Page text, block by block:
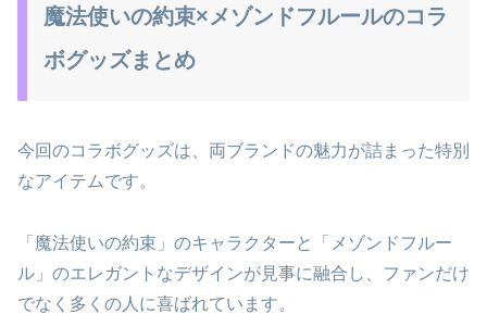
魔法使いの約束×メゾンドフルールのコラ
ボグッズまとめ
今回のコラボグッズは、両ブランドの魅力が詰まった特別
なアイテムです。
「魔法使いの約束」のキャラクターと「メゾンドフルー
ル」のエレガントなデザインが見事に融合し、ファンだけ
でなく多くの人に喜ばれています。